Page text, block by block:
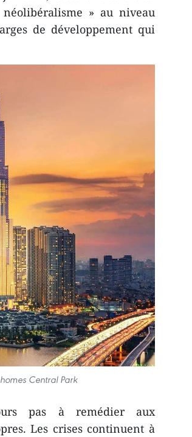
» au niveau
de développement qui
Central Park
pas à remédier aux
Les crises continuent à